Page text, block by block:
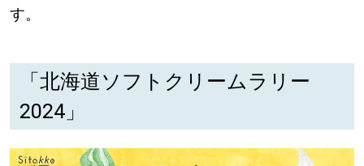
道南
道東
す。
「北海道ソフトクリームラリー
2024」